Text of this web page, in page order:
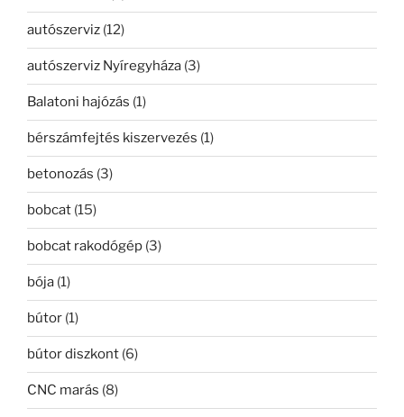
autószerviz (12)
autószerviz Nyíregyháza (3)
Balatoni hajózás (1)
bérszámfejtés kiszervezés (1)
betonozás (3)
bobcat (15)
bobcat rakodógép (3)
bója (1)
bútor (1)
bútor diszkont (6)
CNC marás (8)